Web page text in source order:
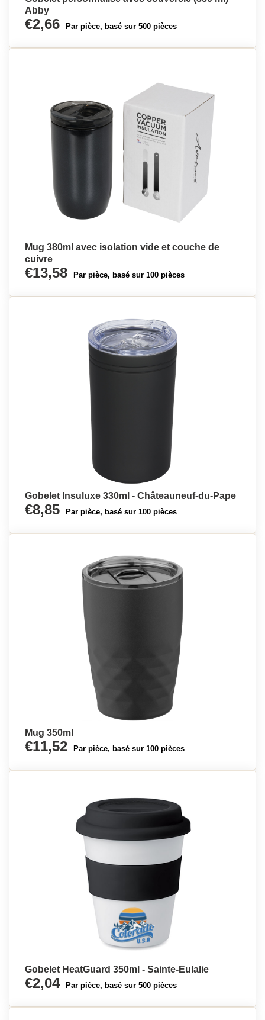
Abby
€2,66 Par pièce, basé sur 500 pièces
Mug 380ml avec isolation vide et couche de
cuivre
€13,58 Par pièce, basé sur 100 pièces
Gobelet Insuluxe 330ml - Châteauneuf-du-Pape
€8,85 Par pièce, basé sur 100 pièces
Mug 350ml
€11,52 Par pièce, basé sur 100 pièces
Gobelet HeatGuard 350ml - Sainte-Eulalie
€2,04 Par pièce, basé sur 500 pièces